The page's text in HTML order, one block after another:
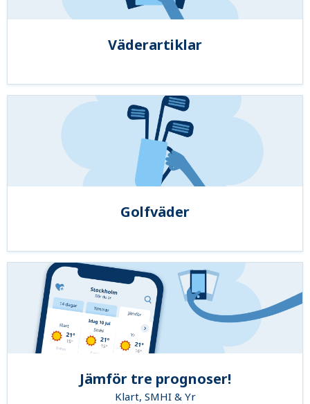
Väderartiklar
Golfväder
Jämför tre prognoser!
Klart, SMHI & Yr